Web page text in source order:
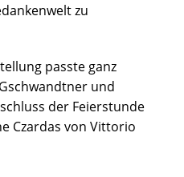
zu
passte ganz
und
der Feierstunde
Czardas von Vittorio